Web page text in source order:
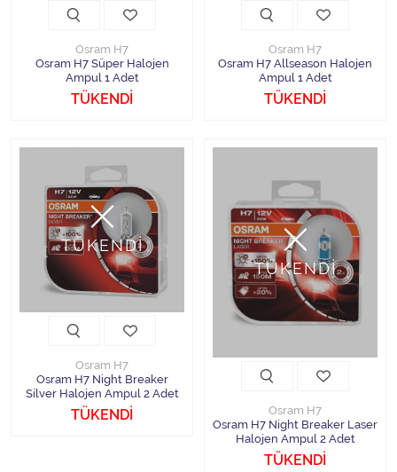
Osram H7
Osram H7 Süper Halojen
Ampul 1 Adet
TÜKENDİ
Osram H7
Osram H7 Allseason Halojen
Ampul 1 Adet
TÜKENDİ
TÜKENDİ
Osram H7
Osram H7 Night Breaker
Silver Halojen Ampul 2 Adet
TÜKENDİ
TÜKENDİ
Osram H7
Osram H7 Night Breaker Laser
Halojen Ampul 2 Adet
TÜKENDİ